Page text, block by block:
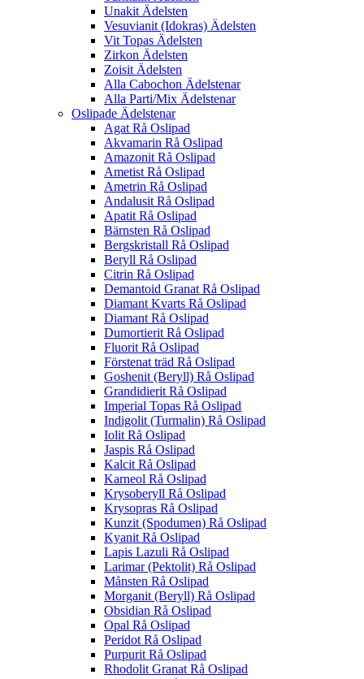
Unakit Ädelsten
Vesuvianit (Idokras) Ädelsten
Vit Topas Ädelsten
Zirkon Ädelsten
Zoisit Ädelsten
Alla Cabochon Ädelstenar
Alla Parti/Mix Ädelstenar
Oslipade Ädelstenar
Agat Rå Oslipad
Akvamarin Rå Oslipad
Amazonit Rå Oslipad
Ametist Rå Oslipad
Ametrin Rå Oslipad
Andalusit Rå Oslipad
Apatit Rå Oslipad
Bärnsten Rå Oslipad
Bergskristall Rå Oslipad
Beryll Rå Oslipad
Citrin Rå Oslipad
Demantoid Granat Rå Oslipad
Diamant Kvarts Rå Oslipad
Diamant Rå Oslipad
Dumortierit Rå Oslipad
Fluorit Rå Oslipad
Förstenat träd Rå Oslipad
Goshenit (Beryll) Rå Oslipad
Grandidierit Rå Oslipad
Imperial Topas Rå Oslipad
Indigolit (Turmalin) Rå Oslipad
Iolit Rå Oslipad
Jaspis Rå Oslipad
Kalcit Rå Oslipad
Karneol Rå Oslipad
Krysoberyll Rå Oslipad
Krysopras Rå Oslipad
Kunzit (Spodumen) Rå Oslipad
Kyanit Rå Oslipad
Lapis Lazuli Rå Oslipad
Larimar (Pektolit) Rå Oslipad
Månsten Rå Oslipad
Morganit (Beryll) Rå Oslipad
Obsidian Rå Oslipad
Opal Rå Oslipad
Peridot Rå Oslipad
Purpurit Rå Oslipad
Rhodolit Granat Rå Oslipad